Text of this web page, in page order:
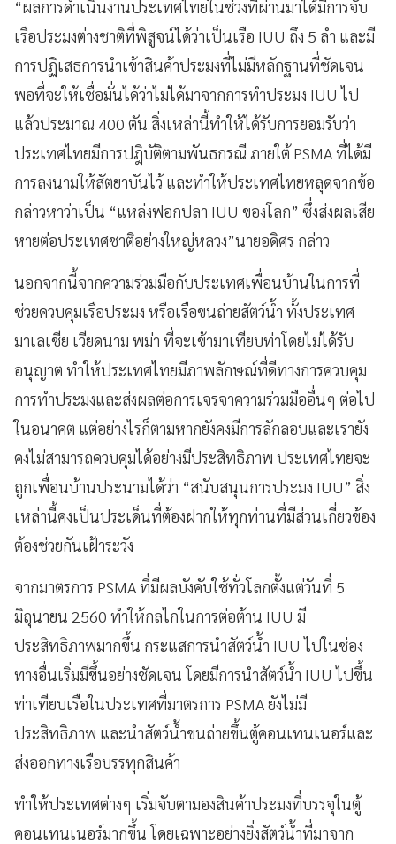
“ผลการดำเนินงานประเทศไทยในช่วงที่ผ่านมาได้มีการจับ
เรือประมงต่างชาติที่พิสูจน์ได้ว่าเป็นเรือ IUU ถึง 5 ลำ และมี
การปฏิเสธการนำเข้าสินค้าประมงที่ไม่มีหลักฐานที่ชัดเจน
พอที่จะให้เชื่อมั่นได้ว่าไม่ได้มาจากการทำประมง IUU ไป
แล้วประมาณ 400 ตัน สิ่งเหล่านี้ทำให้ได้รับการยอมรับว่า
ประเทศไทยมีการปฎิบัติตามพันธกรณี ภายใต้ PSMA ที่ได้มี
การลงนามให้สัตยาบันไว้ และทำให้ประเทศไทยหลุดจากข้อ
กล่าวหาว่าเป็น “แหล่งฟอกปลา IUU ของโลก” ซึ่งส่งผลเสีย
หายต่อประเทศชาติอย่างใหญ่หลวง”นายอดิศร กล่าว
นอกจากนี้จากความร่วมมือกับประเทศเพื่อนบ้านในการที่
ช่วยควบคุมเรือประมง หรือเรือขนถ่ายสัตว์น้ำ ทั้งประเทศ
มาเลเชีย เวียดนาม พม่า ที่จะเข้ามาเทียบท่าโดยไม่ได้รับ
อนุญาต ทำให้ประเทศไทยมีภาพลักษณ์ที่ดีทางการควบคุม
การทำประมงและส่งผลต่อการเจรจาความร่วมมืออื่นๆ ต่อไป
ในอนาคต แต่อย่างไรก็ตามหากยังคงมีการลักลอบและเรายัง
คงไม่สามารถควบคุมได้อย่างมีประสิทธิภาพ ประเทศไทยจะ
ถูกเพื่อนบ้านประนามได้ว่า “สนับสนุนการประมง IUU” สิ่ง
เหล่านี้คงเป็นประเด็นที่ต้องฝากให้ทุกท่านที่มีส่วนเกี่ยวข้อง
ต้องช่วยกันเฝ้าระวัง
จากมาตรการ PSMA ที่มีผลบังคับใช้ทั่วโลกตั้งแต่วันที่ 5
มิถุนายน 2560 ทำให้กลไกในการต่อต้าน IUU มี
ประสิทธิภาพมากขึ้น กระแสการนำสัตว์น้ำ IUU ไปในช่อง
ทางอื่นเริ่มมีขึ้นอย่างชัดเจน โดยมีการนำสัตว์น้ำ IUU ไปขึ้น
ท่าเทียบเรือในประเทศที่มาตรการ PSMA ยังไม่มี
ประสิทธิภาพ และนำสัตว์น้ำขนถ่ายขึ้นตู้คอนเทนเนอร์และ
ส่งออกทางเรือบรรทุกสินค้า
ทำให้ประเทศต่างๆ เริ่มจับตามองสินค้าประมงที่บรรจุในตู้
คอนเทนเนอร์มากขึ้น โดยเฉพาะอย่างยิ่งสัตว์น้ำที่มาจาก